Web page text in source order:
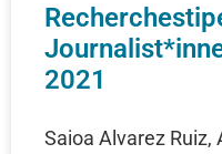
2021
Saioa Alvarez Ruiz,